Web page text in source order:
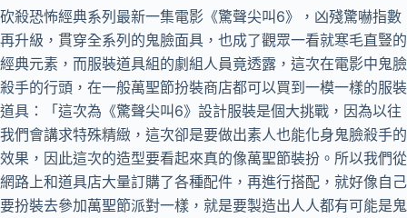
砍殺恐怖經典系列最新一集電影《驚聲尖叫6》，凶殘驚嚇指數
再升級，貫穿全系列的鬼臉面具，也成了觀眾一看就寒毛直豎的
經典元素，而服裝道具組的劇組人員竟透露，這次在電影中鬼臉
殺手的行頭，在一般萬聖節扮裝商店都可以買到一模一樣的服裝
道具：「這次為《驚聲尖叫6》設計服裝是個大挑戰，因為以往
我們會講求特殊精緻，這次卻是要做出素人也能化身鬼臉殺手的
效果，因此這次的造型要看起來真的像萬聖節裝扮。所以我們從
網路上和道具店大量訂購了各種配件，再進行搭配，就好像自己
要扮裝去參加萬聖節派對一樣，就是要製造出人人都有可能是鬼